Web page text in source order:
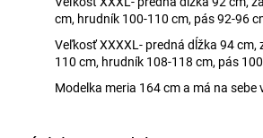
cm, hrudník 100-110 cm, pás 92-96
Veľkosť XXXXL- predná dĺžka 94 cm,
110 cm, hrudník 108-118 cm, pás
Modelka meria 164 cm a má na sebe